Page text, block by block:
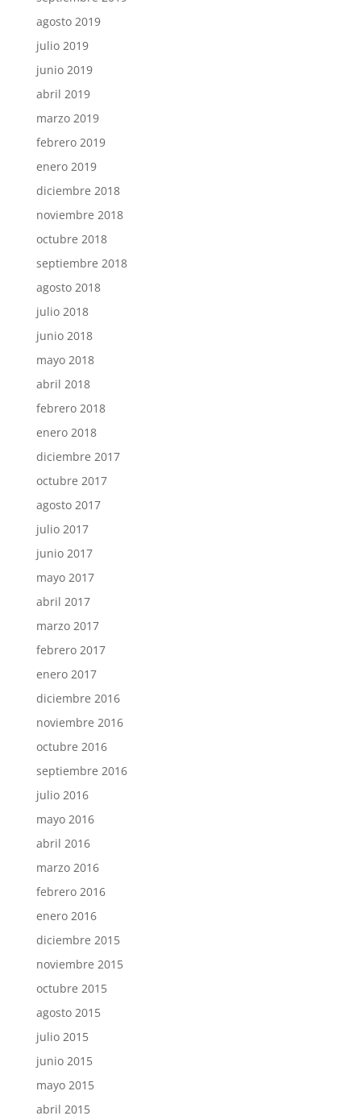
agosto 2019
julio 2019
junio 2019
abril 2019
marzo 2019
febrero 2019
enero 2019
diciembre 2018
noviembre 2018
octubre 2018
septiembre 2018
agosto 2018
julio 2018
junio 2018
mayo 2018
abril 2018
febrero 2018
enero 2018
diciembre 2017
octubre 2017
agosto 2017
julio 2017
junio 2017
mayo 2017
abril 2017
marzo 2017
febrero 2017
enero 2017
diciembre 2016
noviembre 2016
octubre 2016
septiembre 2016
julio 2016
mayo 2016
abril 2016
marzo 2016
febrero 2016
enero 2016
diciembre 2015
noviembre 2015
octubre 2015
agosto 2015
julio 2015
junio 2015
mayo 2015
abril 2015